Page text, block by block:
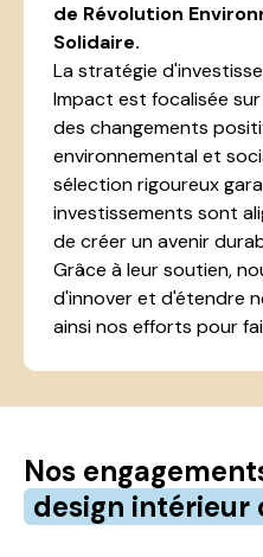
de Révolution
Solidaire.
La stratégie
Impact est focalisée
des changements
environnemental et
sélection rigoureux
investissements sont
de créer un avenir
Grâce à leur soutien,
d'innover et d'étendre
ainsi nos efforts pour
Nos
design intérieur